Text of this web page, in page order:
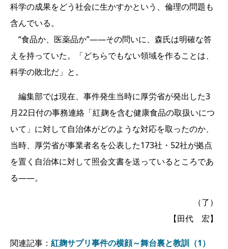
科学の成果をどう社会に生かすかという、倫理の問題も
含んでいる。
“食品か、医薬品か”——その問いに、森氏は明確な答
えを持っていた。「どちらでもない領域を作ることは、
科学の敗北だ」と。
編集部では現在、事件発生当時に厚労省が発出した3
月22日付の事務連絡「紅麹を含む健康食品の取扱いにつ
いて」に対して自治体がどのような対応を取ったのか、
当時、厚労省が事業者名を公表した173社・52社が拠点
を置く自治体に対して照会文書を送っているところであ
る――。
（了）
【田代 宏】
関連記事： 紅麹サプリ事件の横顔～舞台裏と教訓（1）